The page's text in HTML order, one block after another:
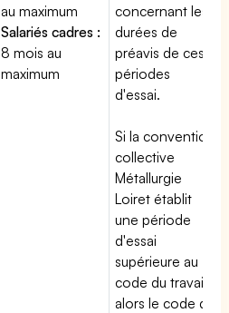
au maximum
Salariés cadres :
8 mois au
maximum
concernant les
durées de
préavis de ces
périodes
d'essai.
Si la convention
collective
Métallurgie
Loiret établit
une période
d'essai
supérieure au
code du travail,
alors le code du